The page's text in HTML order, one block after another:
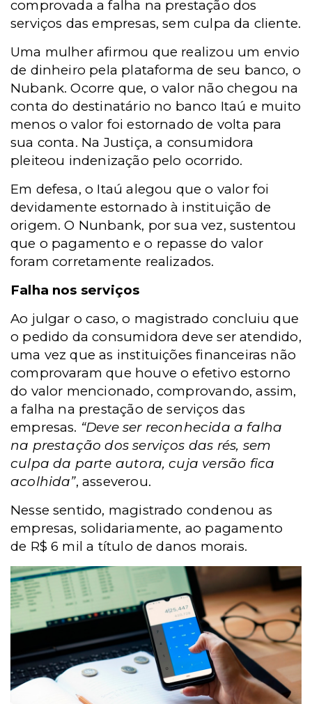
comprovada a falha na prestação dos
serviços das empresas, sem culpa da cliente.
Uma mulher afirmou que realizou um envio
de dinheiro pela plataforma de seu banco, o
Nubank. Ocorre que, o valor não chegou na
conta do destinatário no banco Itaú e muito
menos o valor foi estornado de volta para
sua conta. Na Justiça, a consumidora
pleiteou indenização pelo ocorrido.
Em defesa, o Itaú alegou que o valor foi
devidamente estornado à instituição de
origem. O Nunbank, por sua vez, sustentou
que o pagamento e o repasse do valor
foram corretamente realizados.
Falha nos serviços
Ao julgar o caso, o magistrado concluiu que
o pedido da consumidora deve ser atendido,
uma vez que as instituições financeiras não
comprovaram que houve o efetivo estorno
do valor mencionado, comprovando, assim,
a falha na prestação de serviços das
empresas. “Deve ser reconhecida a falha
na prestação dos serviços das rés, sem
culpa da parte autora, cuja versão fica
acolhida”, asseverou.
Nesse sentido, magistrado condenou as
empresas, solidariamente, ao pagamento
de R$ 6 mil a título de danos morais.